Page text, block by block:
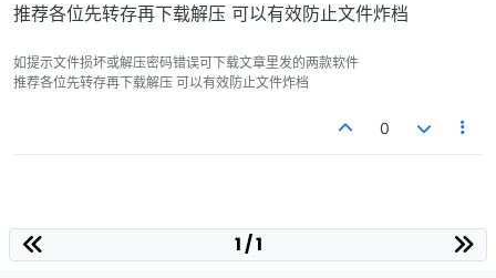
推荐各位先转存再下载解压 可以有效防止文件炸档
如提示文件损坏或解压密码错误可下载文章里发的两款软件
推荐各位先转存再下载解压 可以有效防止文件炸档
0
1 / 1